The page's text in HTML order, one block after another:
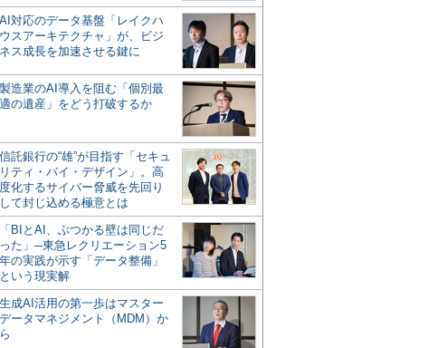
AI対応のデータ基盤「レイクハ
ウスアーキテクチャ」が、ビジ
ネス成長を加速させる鍵に
製造業のAI導入を阻む「個別最
適の遺産」をどう打破するか
信託銀行の“雄”が目指す「セキュ
リティ・バイ・デザイン」。高
度化するサイバー脅威を先回り
して封じ込める極意とは
「BIとAI、ぶつかる壁は同じだ
った」─東急レクリエーション5
年の実践が示す「データ整備」
という現実解
生成AI活用の第一歩はマスター
データマネジメント（MDM）か
ら